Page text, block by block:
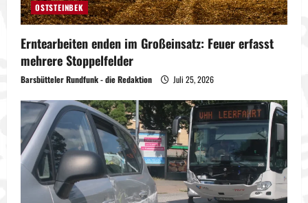
OSTSTEINBEK
Erntearbeiten enden im Großeinsatz: Feuer erfasst
mehrere Stoppelfelder
Barsbütteler Rundfunk - die Redaktion Juli 25, 2026